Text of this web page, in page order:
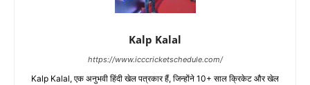
Kalp Kalal
https://www.icccricketschedule.com/
Kalp Kalal, एक अनुभवी हिंदी खेल पत्रकार हैं, जिन्होंने 10+ साल क्रिकेट और खेल